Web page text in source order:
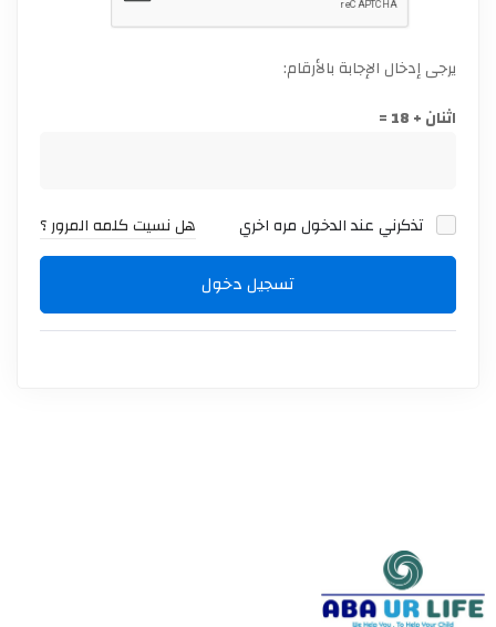
يرجى إدخال الإجابة بالأرقام:
اثنان + 18 =
تذكرني عند الدخول مره اخري هل نسيت كلمه المرور ؟
تسجيل دخول